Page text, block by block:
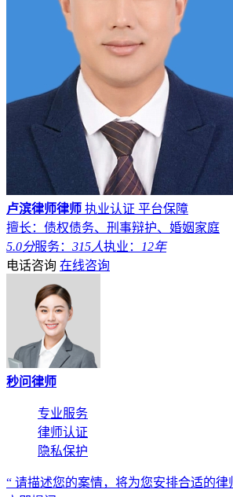
卢滨律师律师 执业认证 平台保障
擅长：债权债务、刑事辩护、婚姻家庭
5.0分服务： 315人执业： 12年
电话咨询 在线咨询
秒问律师
专业服务
律师认证
隐私保护
“ 请描述您的案情，将为您安排合适的律